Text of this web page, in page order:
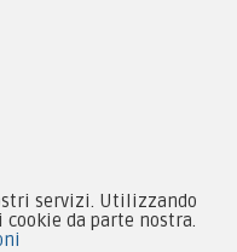
servizi. Utilizzando
da parte nostra.